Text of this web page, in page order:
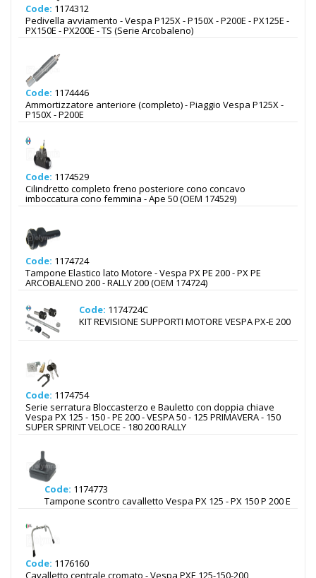
Code: 1174312
Pedivella avviamento - Vespa P125X - P150X - P200E - PX125E -
PX150E - PX200E - TS (Serie Arcobaleno)
Code: 1174446
Ammortizzatore anteriore (completo) - Piaggio Vespa P125X -
P150X - P200E
Code: 1174529
Cilindretto completo freno posteriore cono concavo
imboccatura cono femmina - Ape 50 (OEM 174529)
Code: 1174724
Tampone Elastico lato Motore - Vespa PX PE 200 - PX PE
ARCOBALENO 200 - RALLY 200 (OEM 174724)
Code: 1174724C
KIT REVISIONE SUPPORTI MOTORE VESPA PX-E 200
Code: 1174754
Serie serratura Bloccasterzo e Bauletto con doppia chiave
Vespa PX 125 - 150 - PE 200 - VESPA 50 - 125 PRIMAVERA - 150
SUPER SPRINT VELOCE - 180 200 RALLY
Code: 1174773
Tampone scontro cavalletto Vespa PX 125 - PX 150 P 200 E
Code: 1176160
Cavalletto centrale cromato - Vespa PXE 125-150-200